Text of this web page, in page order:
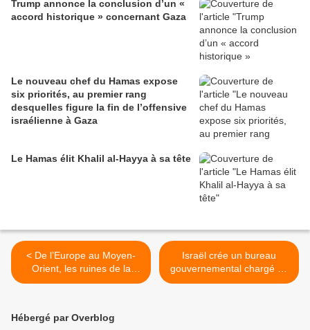
Trump annonce la conclusion d’un «
accord historique » concernant Gaza
Le nouveau chef du Hamas expose
six priorités, au premier rang
desquelles figure la fin de l’offensive
israélienne à Gaza
Le Hamas élit Khalil al-Hayya à sa tête
< De l’Europe au Moyen-
Orient, les ruines de la
démocratie
Israël crée un bureau
gouvernemental chargé de
superviser le nettoyage
Hébergé par Overblog